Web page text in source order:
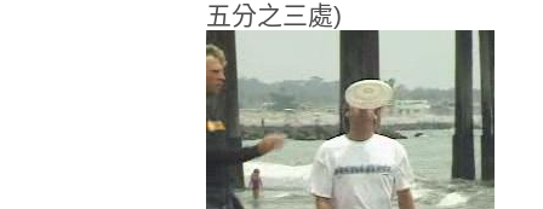
五分之三處)